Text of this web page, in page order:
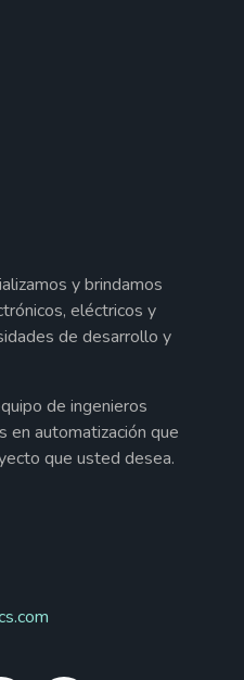
y brindamos
eléctricos y
de desarrollo y
de ingenieros
en automatización que
que usted desea.